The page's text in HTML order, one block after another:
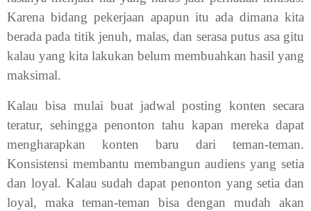
Karena bidang pekerjaan apapun itu ada dimana kita
berada pada titik jenuh, malas, dan serasa putus asa gitu
kalau yang kita lakukan belum membuahkan hasil yang
maksimal.
Kalau bisa mulai buat jadwal posting konten secara
teratur, sehingga penonton tahu kapan mereka dapat
mengharapkan konten baru dari teman-teman.
Konsistensi membantu membangun audiens yang setia
dan loyal. Kalau sudah dapat penonton yang setia dan
loyal, maka teman-teman bisa dengan mudah akan